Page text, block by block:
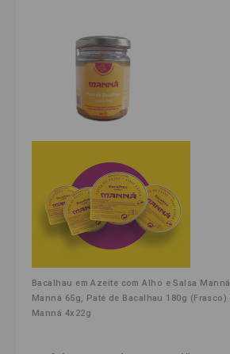
Bacalhau em Azeite com Alho e Salsa Manná
Manná 65g
Paté de Bacalhau 180g (Frasco)
Manná 4x22g